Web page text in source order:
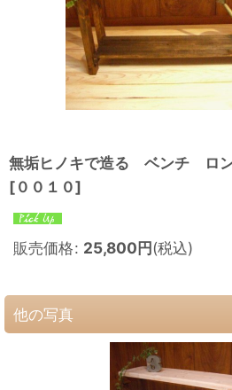
無垢ヒノキで造る ベンチ ロ
[００１０]
販売価格: 25,800円(税込)
他の写真